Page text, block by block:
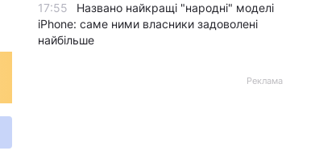
17:55
Названо найкращі "народні" моделі
iPhone: саме ними власники задоволені
найбільше
Реклама